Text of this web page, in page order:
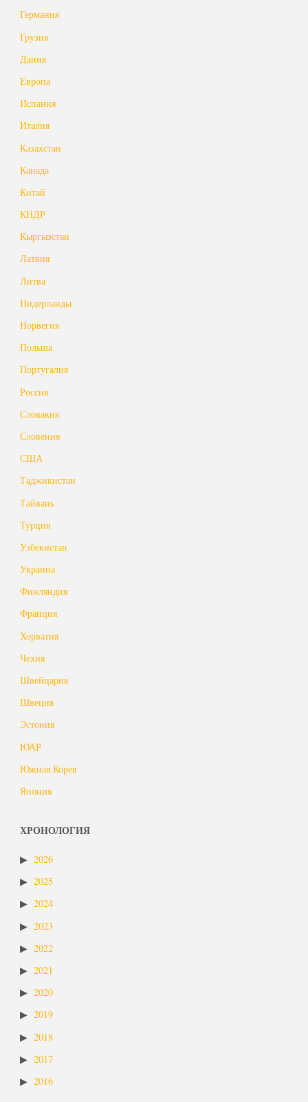
Германия
Грузия
Дания
Европа
Испания
Италия
Казахстан
Канада
Китай
КНДР
Кыргызстан
Латвия
Литва
Нидерланды
Норвегия
Польша
Португалия
Россия
Словакия
Словения
США
Таджикистан
Тайвань
Турция
Узбекистан
Украина
Финляндия
Франция
Хорватия
Чехия
Швейцария
Швеция
Эстония
ЮАР
Южная Корея
Япония
ХРОНОЛОГИЯ
2026
2025
2024
2023
2022
2021
2020
2019
2018
2017
2016